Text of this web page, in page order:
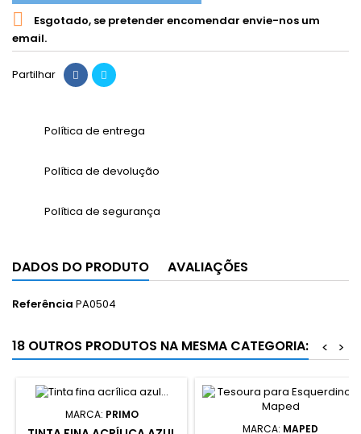

Esgotado, se pretender encomendar envie-nos um
email.
Partilhar
Política de entrega
Política de devolução
Política de segurança
DADOS DO PRODUTO AVALIAÇÕES
Referência PA0504
18 OUTROS PRODUTOS NA MESMA CATEGORIA: >
<
MARCA: PRIMO
MARCA: MAPED